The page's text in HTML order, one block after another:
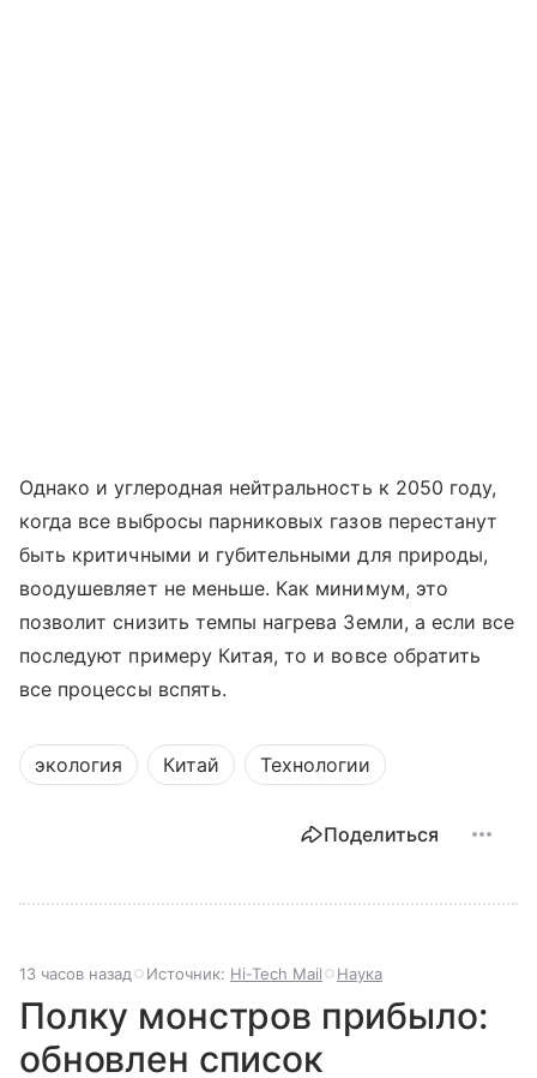
Однако и углеродная нейтральность к 2050 году,
когда все выбросы парниковых газов перестанут
быть критичными и губительными для природы,
воодушевляет не меньше. Как минимум, это
позволит снизить темпы нагрева Земли, а если все
последуют примеру Китая, то и вовсе обратить
все процессы вспять.
экология Китай Технологии
Поделиться
13 часов назад Источник: Hi-Tech Mail Наука
Полку монстров прибыло:
обновлен список